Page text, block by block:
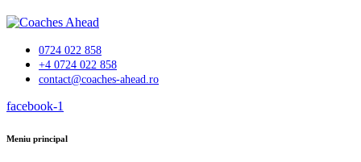
0724 022 858
+4 0724 022 858
contact@coaches-ahead.ro
facebook-1
Meniu principal